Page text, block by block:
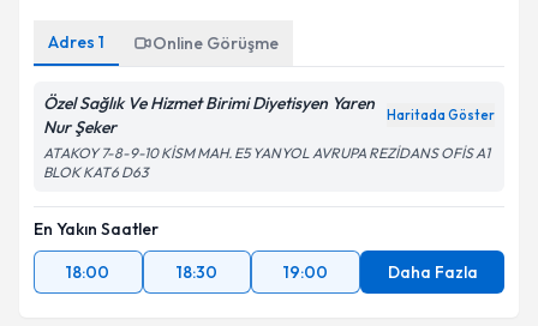
Adres 1 Online Görüşme
Özel Sağlık Ve Hizmet Birimi Diyetisyen Yaren
Nur Şeker
Haritada Göster
ATAKOY 7-8-9-10 KİSM MAH. E5 YANYOL AVRUPA REZİDANS OFİS A1
BLOK KAT6 D63
En Yakın Saatler
18:00
18:30 19:00 Daha Fazla